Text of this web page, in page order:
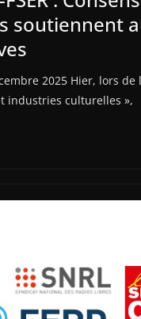
soutiennent
2025 Hier, lors de
industries culturelles »,